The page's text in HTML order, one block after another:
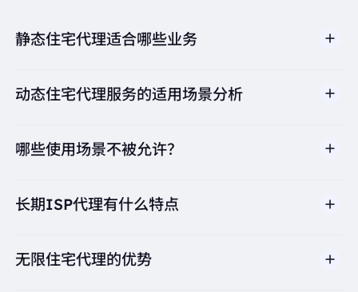
静态住宅代理适合哪些业务
亚马逊、eBay、Shopify等平台的多账号运营，
保持每个店铺独立的IP身份，防止平台风控检测
动态住宅代理服务的适用场景分析
哪些使用场景不被允许？
滥用、未经授权访问、绕过安全机制，或违反适用法律
业场景，包括公开网页数据访问、
、价格监
长期ISP代理有什么特点
无限住宅代理的优势